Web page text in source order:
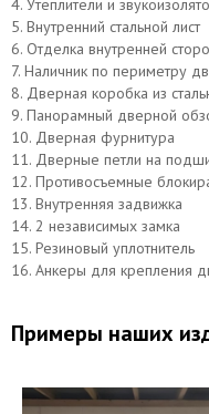
Верхний замок САМ
5. Внутренний стальной лист
6. Отделка внутренней
7. Наличник по периметру
8. Дверная коробка из
9. Панорамный дверной
10. Дверная фурнитура
11. Дверные петли на
12. Противосъемные
13. Внутренняя задвижка
14. 2 независимых замка
15. Резиновый уплотнитель
16. Анкеры для крепления
Примеры наших